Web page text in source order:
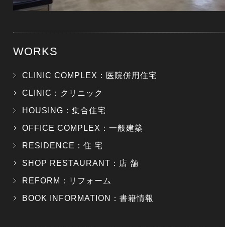
WORKS
CLINIC COMPLEX：医院併用住宅
CLINIC：クリニック
HOUSING：集合住宅
OFFICE COMPLEX：一般建築
RESIDENCE：住 宅
SHOP RESTAURANT：店 舗
REFORM：リフォーム
BOOK INFORMATION：書籍情報